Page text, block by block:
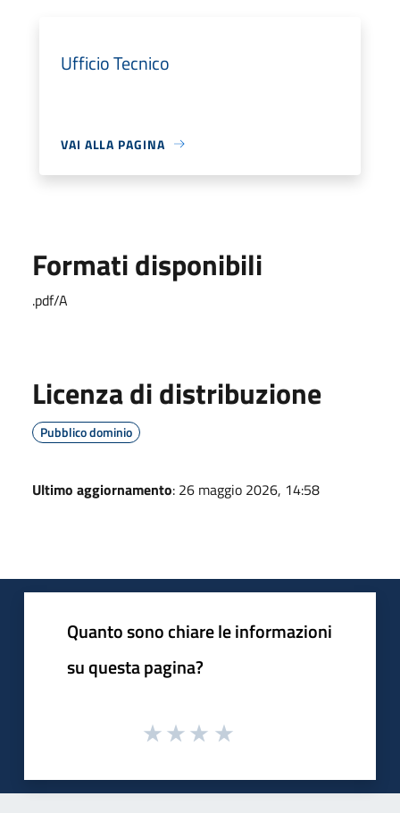
Ufficio Tecnico
VAI ALLA PAGINA
Formati disponibili
.pdf/A
Licenza di distribuzione
Pubblico dominio
Ultimo aggiornamento: 26 maggio 2026, 14:58
Quanto sono chiare le informazioni
su questa pagina?